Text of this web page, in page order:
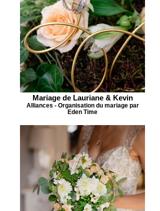
Mariage de Lauriane & Kevin
Alliances - Organisation du mariage par
Eden Time